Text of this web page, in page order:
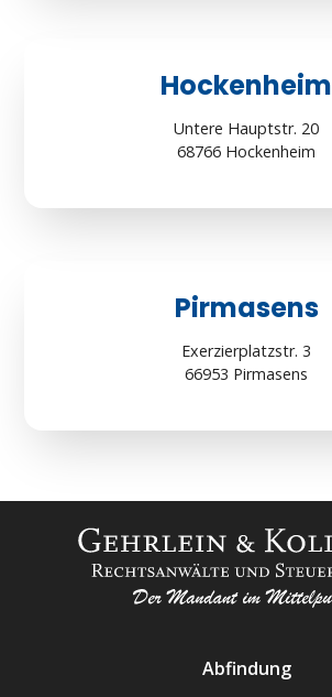
Hockenheim
Untere Hauptstr. 20
68766 Hockenheim
Pirmasens
Exerzierplatzstr. 3
66953 Pirmasens
Abfindung